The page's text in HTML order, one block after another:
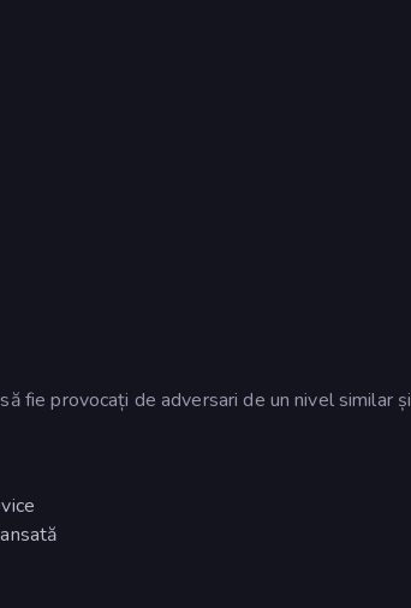
fie provocați de adversari de un nivel similar și